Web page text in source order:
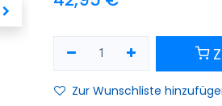
Zur Wunschliste